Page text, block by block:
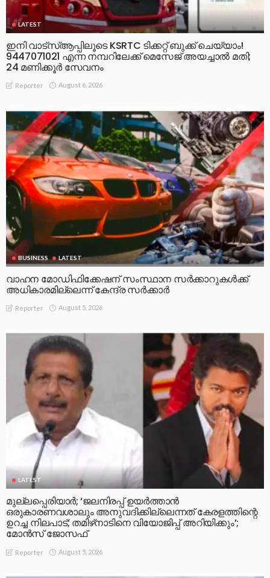
LATEST
ഇനി വാട്‌സ്ആപ്പിലൂടെ KSRTC ടിക്കറ്റ് ബുക്ക് ചെയ്യാം!
9447071021 എന്ന നമ്പറിലേക്ക് മെസേജ് അയച്ചാൽ മതി;
24 മണിക്കൂർ സേവനം
Reporter August 6, 2026
BUSINESS LATEST
വാഹന മോഡിഫിക്കേഷന് സംസ്ഥാന സർക്കാറുകൾക്ക്
അധികാരമില്ലെന്ന് കേന്ദ്ര സർക്കാർ
Reporter August 5, 2026
LATEST
മുല്ലപ്പെരിയാര്‍; ‘ജലനിരപ്പ് ഉയര്‍ത്താന്‍
ഒരുകാരണവശാലും അനുവദിക്കില്ലെന്നത് കേരളത്തിന്റെ
ഉറച്ച നിലപാട്; തമിഴ്‌നാടിനെ വിയോജിപ്പ് അറിയിക്കും’;
മോന്‍സ് ജോസഫ്
Reporter August 5, 2026